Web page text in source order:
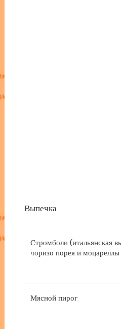
Выпечка
Стромболи (итальянская
чоризо порея и моцареллы
Мясной пирог